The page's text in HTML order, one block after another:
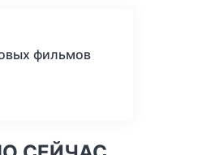
фильмов